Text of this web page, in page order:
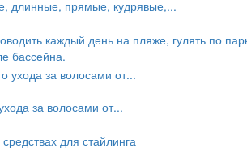
длинные, прямые, кудрявые,...
каждый день на пляже, гулять по
бассейна.
за волосами от...
для стайлинга